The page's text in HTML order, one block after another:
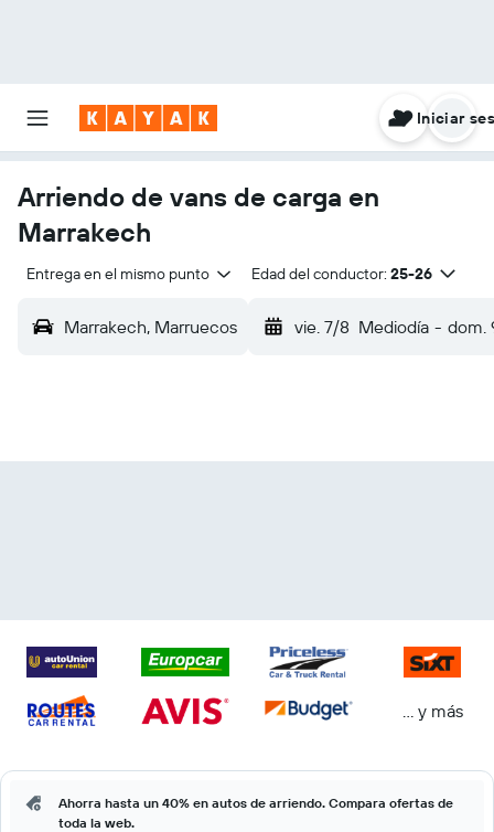
Iniciar
Arriendo de vans de carga en
Marrakech
Entrega en el mismo punto Edad del conductor: 25-26
Marrakech, Marruecos vie. 7/8 Mediodía - dom.
… y más
Ahorra hasta un 40% en autos de arriendo. Compara ofertas de
toda la web.